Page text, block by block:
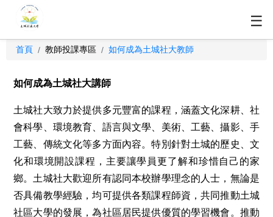
☰
首頁 / 教師投課專區 / 如何成為土城社大教師
如何成為土城社大講師
土城社大致力於提供多元豐富的課程，涵蓋文化深耕、社
會科學、環境教育、語言與文學、美術、工藝、攝影、手
工藝、傳統文化等多方面內容。特別針對土城的歷史、文
化和環境開設課程，主要讓學員更了解和珍惜自己的家
鄉。土城社大歡迎所有認同本校辦學理念的人士，無論是
否具備教學經驗，均可提供各類課程師資，共同推動土城
社區大學的發展，為社區居民提供優質的學習機會。推動